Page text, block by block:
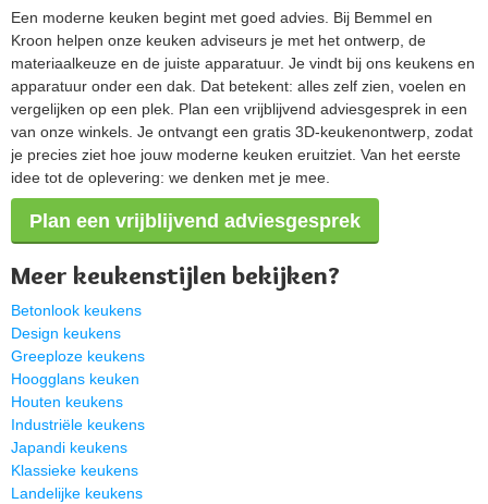
Een moderne keuken begint met goed advies. Bij Bemmel en
Kroon helpen onze keuken adviseurs je met het ontwerp, de
materiaalkeuze en de juiste apparatuur. Je vindt bij ons keukens en
apparatuur onder een dak. Dat betekent: alles zelf zien, voelen en
vergelijken op een plek. Plan een vrijblijvend adviesgesprek in een
van onze winkels. Je ontvangt een gratis 3D-keukenontwerp, zodat
je precies ziet hoe jouw moderne keuken eruitziet. Van het eerste
idee tot de oplevering: we denken met je mee.
Plan een vrijblijvend adviesgesprek
Meer keukenstijlen bekijken?
Betonlook keukens
Design keukens
Greeploze keukens
Hoogglans keuken
Houten keukens
Industriële keukens
Japandi keukens
Klassieke keukens
Landelijke keukens